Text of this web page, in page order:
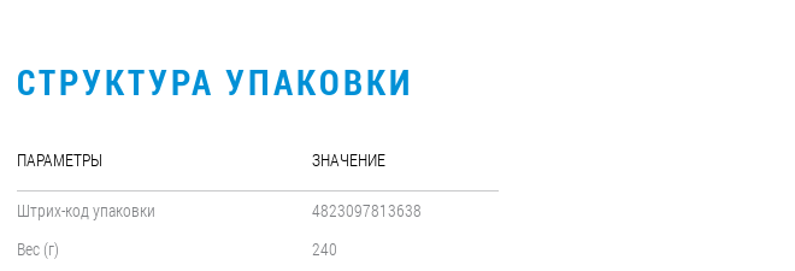
СТРУКТУРА УПАКОВКИ
ПАРАМЕТРЫ ЗНАЧЕНИЕ
Штрих-код упаковки
4823097813638
Вес (г)
240